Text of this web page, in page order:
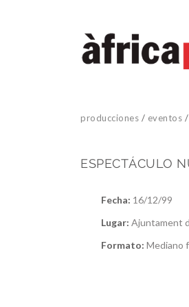
producciones / eventos /
ESPECTÁCULO
Fecha: 16/12/99
Lugar: Ajuntament
Formato: Mediano